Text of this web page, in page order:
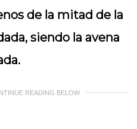
de la mitad de la
siendo la avena
READING BELOW